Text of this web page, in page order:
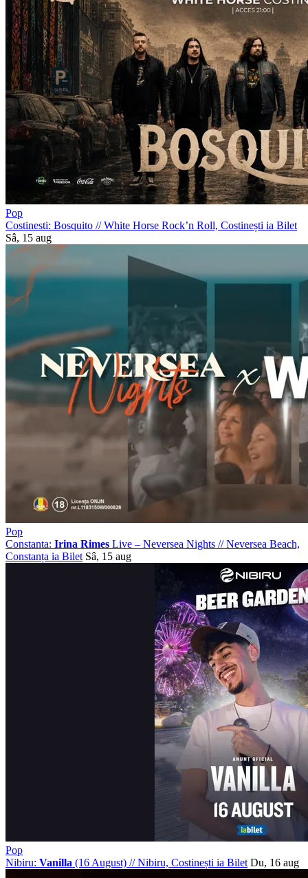
Pop
Costinesti: Bosquito //White Horse Rock’n Roll, Costinești ia Bilet
Sâ, 15 aug
Pop
Constanta: Irina Rimes Live – Neversea Nights //Neversea Beach,
Constanța ia Bilet Sâ, 15 aug
Pop
Nibiru: Vanilla (16 August) //Nibiru, Costinești ia Bilet Du, 16 aug